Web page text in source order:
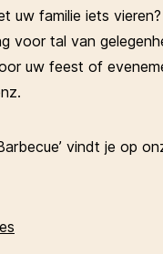
uw familie iets vieren?
voor tal van
uw feest of
vindt je op